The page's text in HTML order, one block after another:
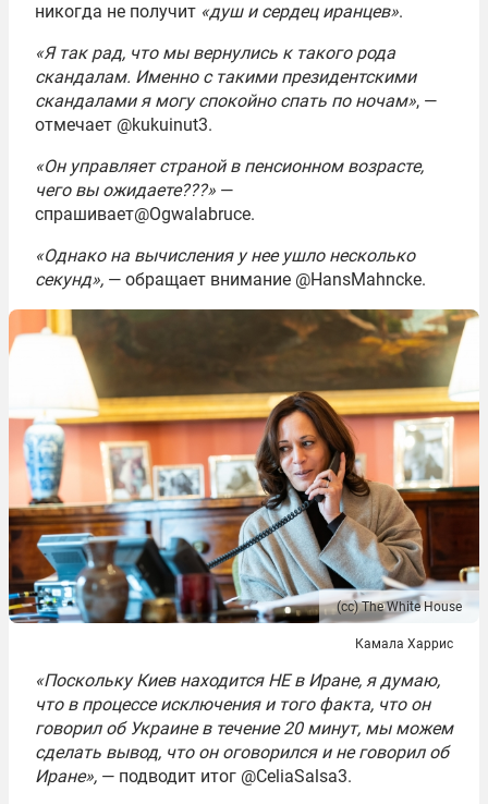
никогда не получит «душ и сердец иранцев».
«Я так рад, что мы вернулись к такого рода
скандалам. Именно с такими президентскими
скандалами я могу спокойно спать по ночам», —
отмечает @kukuinut3.
«Он управляет страной в пенсионном возрасте,
чего вы ожидаете???» —
спрашивает@Ogwalabruce.
«Однако на вычисления у нее ушло несколько
секунд», — обращает внимание @HansMahncke.
(сс) The White House
Камала Харрис
«Поскольку Киев находится НЕ в Иране, я думаю,
что в процессе исключения и того факта, что он
говорил об Украине в течение 20 минут, мы можем
сделать вывод, что он оговорился и не говорил об
Иране», — подводит итог @CeliaSalsa3.